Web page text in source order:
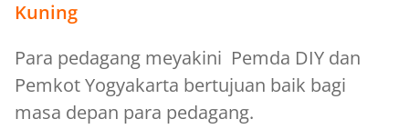
Kuning
Para pedagang meyakini Pemda DIY dan
Pemkot Yogyakarta bertujuan baik bagi
masa depan para pedagang.